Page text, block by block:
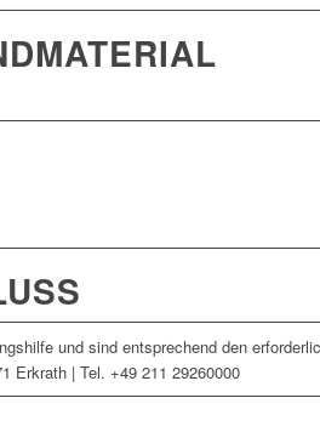
und sind entsprechend den
Erkrath | Tel. +49 211 29260000